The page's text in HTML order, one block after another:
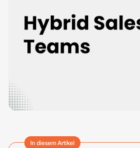
In diesem Artikel